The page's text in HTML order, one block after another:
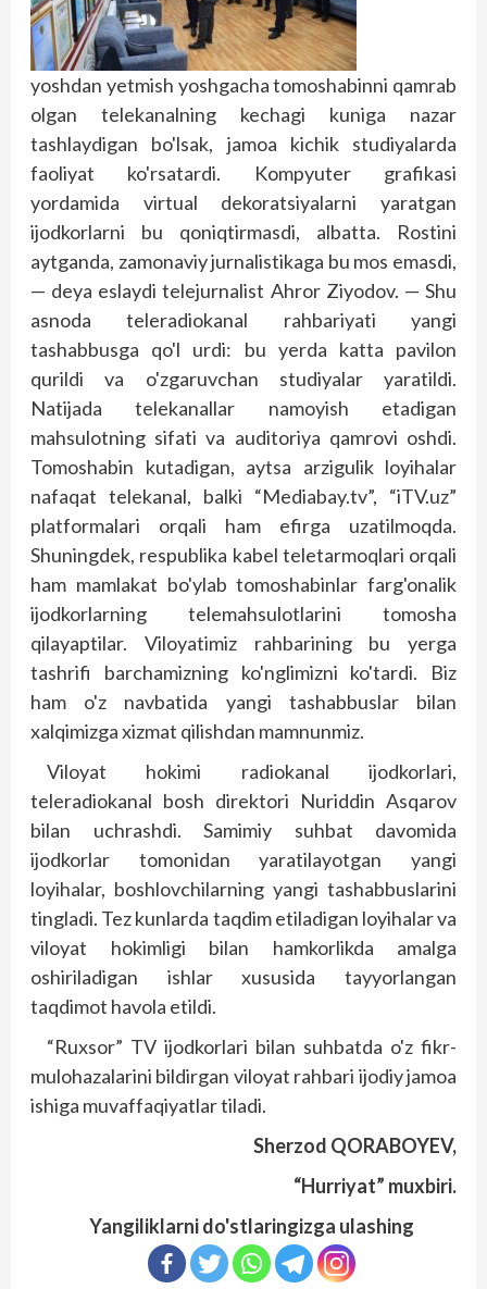
yoshdan yetmish yoshgacha tomoshabinni qamrab
olgan telekanalning kechagi kuniga nazar
tashlaydigan bo'lsak, jamoa kichik studiyalarda
faoliyat ko'rsatardi. Kompyuter grafikasi
yordamida virtual dekoratsiyalarni yaratgan
ijodkorlarni bu qoniqtirmasdi, albatta. Rostini
aytganda, zamonaviy jurnalistikaga bu mos emasdi,
— deya eslaydi telejurnalist Ahror Ziyodov. — Shu
asnoda teleradiokanal rahbariyati yangi
tashabbusga qo'l urdi: bu yerda katta pavilon
qurildi va o'zgaruvchan studiyalar yaratildi.
Natijada telekanallar namoyish etadigan
mahsulotning sifati va auditoriya qamrovi oshdi.
Tomoshabin kutadigan, aytsa arzigulik loyihalar
nafaqat telekanal, balki “Mediabay.tv”, “iTV.uz”
platformalari orqali ham efirga uzatilmoqda.
Shuningdek, respublika kabel teletarmoqlari orqali
ham mamlakat bo'ylab tomoshabinlar farg'onalik
ijodkorlarning telemahsulotlarini tomosha
qilayaptilar. Viloyatimiz rahbarining bu yerga
tashrifi barchamizning ko'nglimizni ko'tardi. Biz
ham o'z navbatida yangi tashabbuslar bilan
xalqimizga xizmat qilishdan mamnunmiz.
Viloyat hokimi radiokanal ijodkorlari,
teleradiokanal bosh direktori Nuriddin Asqarov
bilan uchrashdi. Samimiy suhbat davomida
ijodkorlar tomonidan yaratilayotgan yangi
loyihalar, boshlovchilarning yangi tashabbuslarini
tingladi. Tez kunlarda taqdim etiladigan loyihalar va
viloyat hokimligi bilan hamkorlikda amalga
oshiriladigan ishlar xususida tayyorlangan
taqdimot havola etildi.
“Ruxsor” TV ijodkorlari bilan suhbatda o'z fikr-
mulohazalarini bildirgan viloyat rahbari ijodiy jamoa
ishiga muvaffaqiyatlar tiladi.
Sherzod QORABOYEV,
“Hurriyat” muxbiri.
Yangiliklarni do'stlaringizga ulashing